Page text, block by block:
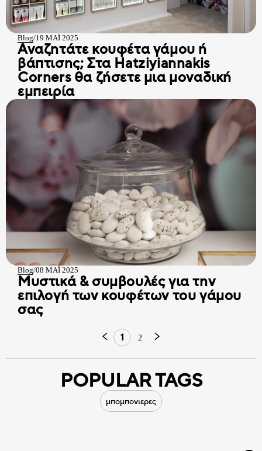
Blog/19 ΜΑΪ 2025
Αναζητάτε κουφέτα γάμου ή
βάπτισης; Στα Hatziyiannakis
Corners θα ζήσετε μια μοναδική
εμπειρία
Blog/08 ΜΑΪ 2025
Μυστικά & συμβουλές για την
επιλογή των κουφέτων του γάμου
σας
1 2
POPULAR TAGS
μπομπονιερες